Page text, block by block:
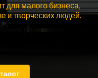
для малого бизнеса,
и творческих людей.